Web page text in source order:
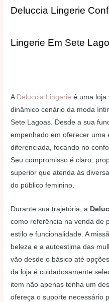
Deluccia Lingerie
Lingerie Em Sete
A Deluccia Lingerie é uma loja
dinâmico cenário da moda
Sete Lagoas. Desde a sua
empenhado em oferecer uma
diferenciada, focando no
Seu compromisso é claro:
superior que atenda às
do público feminino.
Durante sua trajetória, a
como referência na venda de
estilo e funcionalidade. A
beleza e a autoestima das
vão desde o básico até
da loja é cuidadosamente
item não apenas tenha um
ofereça o suporte necessário